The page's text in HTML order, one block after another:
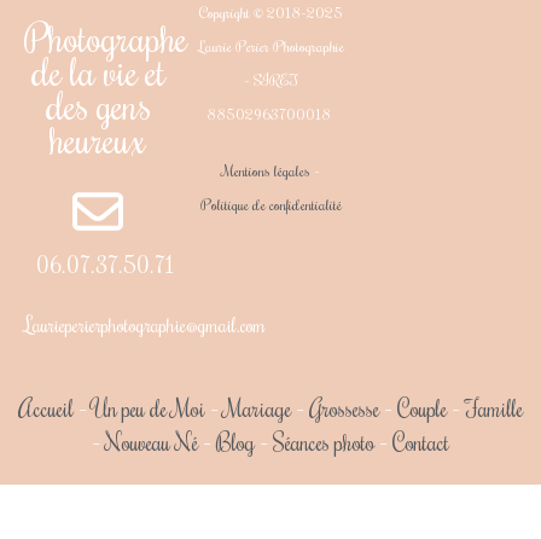
Photographe
de la vie et
des gens
heureux
06.07.37.50.71
Laurieperierphotographie@gmail.com
Copyright © 2018-2025
Laurie Perier Photographie
– SIRET
88502963700018
Mentions légales –
Politique de confidentialité
Accueil –Un peu de Moi –Mariage– Grossesse– Couple–Famille
–Nouveau Né–Blog– Séances photo– Contact